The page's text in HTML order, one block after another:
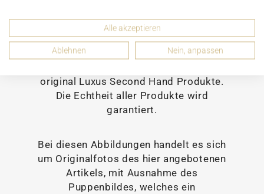
Das Schweizer Unternehmen LUXURY
FOR YOU GmbH mit Sitz in 9056
original Luxus Second Hand Produkte.
Die Echtheit aller Produkte wird
garantiert.
Bei diesen Abbildungen handelt es sich
um Originalfotos des hier angebotenen
Artikels, mit Ausnahme des
Puppenbildes, welches ein
Alle akzeptieren
Ablehnen Nein, anpassen